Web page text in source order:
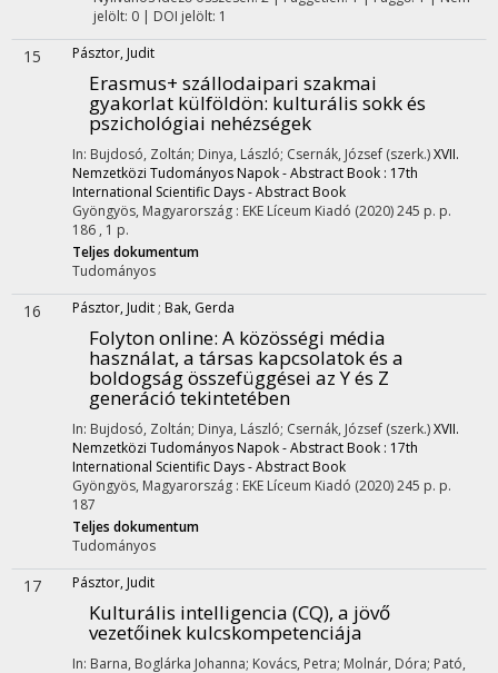
jelölt: 0 | DOI jelölt: 1
15 Pásztor, Judit
Erasmus+ szállodaipari szakmai
gyakorlat külföldön: kulturális sokk és
pszichológiai nehézségek
In: Bujdosó, Zoltán; Dinya, László; Csernák, József (szerk.)XVII.
Nemzetközi Tudományos Napok - Abstract Book : 17th
International Scientific Days - Abstract Book
Gyöngyös, Magyarország : EKE Líceum Kiadó (2020)245 p. p.
186 , 1 p.
Teljes dokumentum
Tudományos
16 Pásztor, Judit ; Bak, Gerda
Folyton online: A közösségi média
használat, a társas kapcsolatok és a
boldogság összefüggései az Y és Z
generáció tekintetében
In: Bujdosó, Zoltán; Dinya, László; Csernák, József (szerk.)XVII.
Nemzetközi Tudományos Napok - Abstract Book : 17th
International Scientific Days - Abstract Book
Gyöngyös, Magyarország : EKE Líceum Kiadó (2020)245 p. p.
187
Teljes dokumentum
Tudományos
17 Pásztor, Judit
Kulturális intelligencia (CQ), a jövő
vezetőinek kulcskompetenciája
In: Barna, Boglárka Johanna; Kovács, Petra; Molnár, Dóra; Pató,